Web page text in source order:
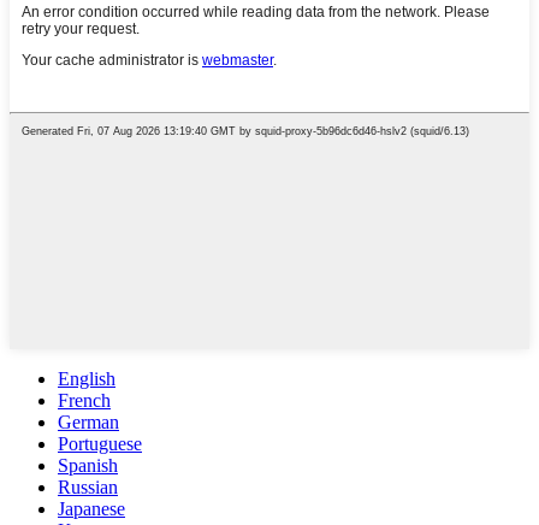
English
French
German
Portuguese
Spanish
Russian
Japanese